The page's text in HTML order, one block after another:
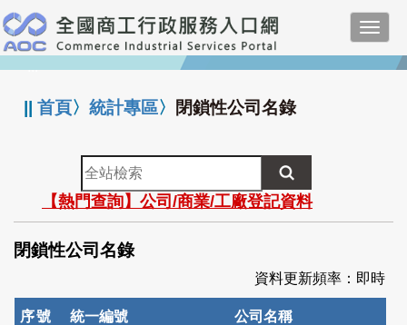
跳
到
主
要
:::
||首頁〉統計專區〉 閉鎖性公司名錄
全
站
檢
索
【熱門查詢】公司/商業/工廠登記資料
閉鎖性公司名錄
資料更新頻率：即時
序號 統一編號 公司名稱